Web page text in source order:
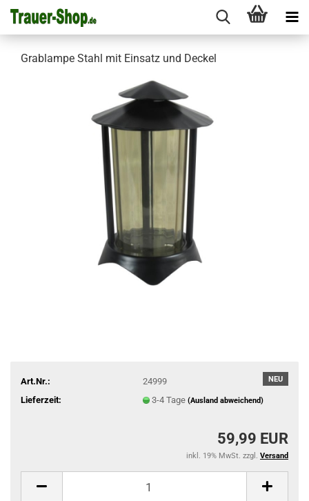
Grablampe Stahl mit Einsatz und Deckel
NEU
Art.Nr.:
24999
Lieferzeit:
3-4 Tage (Ausland abweichend)
59,99 EUR
inkl. 19% MwSt. zzgl. Versand